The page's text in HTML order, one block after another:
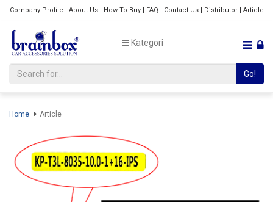
Company Profile | About Us| How To Buy| FAQ | Contact Us| Distributor| Article
Kategori
Go!
Home Article